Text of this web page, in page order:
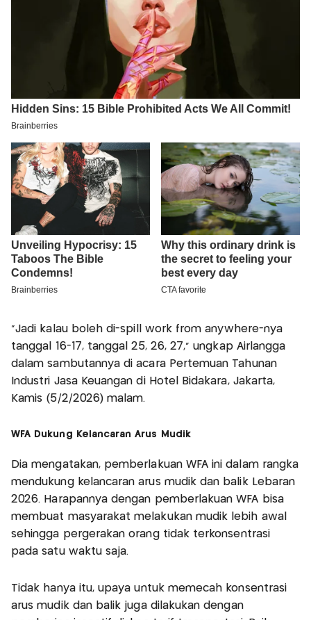
"Jadi kalau boleh di-spill work from anywhere-nya
tanggal 16-17, tanggal 25, 26, 27," ungkap Airlangga
dalam sambutannya di acara Pertemuan Tahunan
Industri Jasa Keuangan di Hotel Bidakara, Jakarta,
Kamis (5/2/2026) malam.
WFA Dukung Kelancaran Arus Mudik
Dia mengatakan, pemberlakuan WFA ini dalam rangka
mendukung kelancaran arus mudik dan balik Lebaran
2026. Harapannya dengan pemberlakuan WFA bisa
membuat masyarakat melakukan mudik lebih awal
sehingga pergerakan orang tidak terkonsentrasi
pada satu waktu saja.
Tidak hanya itu, upaya untuk memecah konsentrasi
arus mudik dan balik juga dilakukan dengan